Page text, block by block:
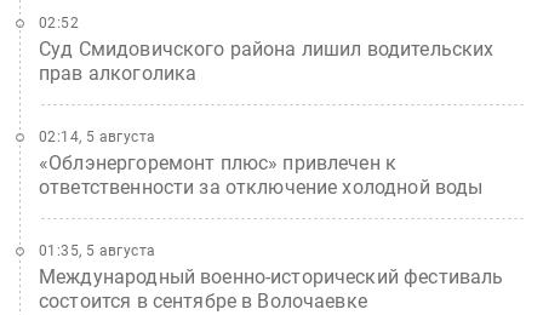
Суд Смидовичского района лишил водительских
прав алкоголика
02:52
«Облэнергоремонт плюс» привлечен к
ответственности за отключение холодной воды
02:14, 5 августа
Международный военно-исторический фестиваль
состоится в сентябре в Волочаевке
01:35, 5 августа